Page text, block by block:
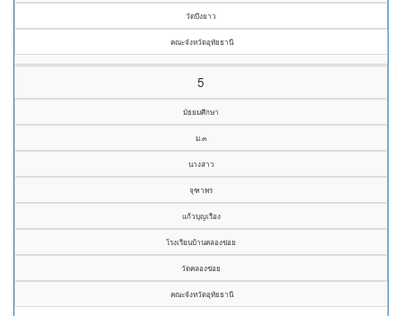
วัดบึงยาว
คณะจังหวัดอุทัยธานี
5
มัธยมศึกษา
ม.๓
นางสาว
จุฑาพร
แก้วบุญเรือง
โรงเรียนบ้านคลองข่อย
วัดคลองข่อย
คณะจังหวัดอุทัยธานี